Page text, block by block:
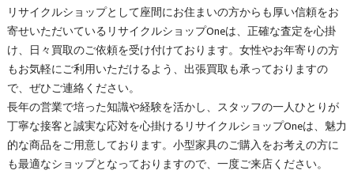
リサイクルショップとして座間にお住まいの方からも厚い信頼をお
寄せいただいているリサイクルショップOneは、正確な査定を心掛
け、日々買取のご依頼を受け付けております。女性やお年寄りの方
もお気軽にご利用いただけるよう、出張買取も承っておりますの
で、ぜひご連絡ください。
長年の営業で培った知識や経験を活かし、スタッフの一人ひとりが
丁寧な接客と誠実な応対を心掛けるリサイクルショップOneは、魅力
的な商品をご用意しております。小型家具のご購入をお考えの方に
も最適なショップとなっておりますので、一度ご来店ください。